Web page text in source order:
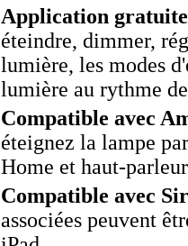
Application
éteindre, dimmer,
lumière, les modes
lumière au rythme
Compatible avec
éteignez la lampe
Home et haut-
Compatible avec
associées peuvent